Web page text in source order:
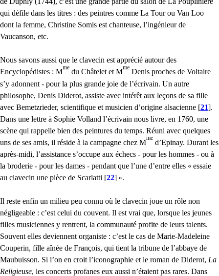
qui défile dans les titres : des peintres comme La Tour ou Van Loo
dont la femme, Christine Somis est chanteuse, l’ingénieur de
Vaucanson, etc.
Nous savons aussi que le clavecin est apprécié autour des
Encyclopédistes : M
me
du Châtelet et M
me
Denis proches de Voltaire
s’y adonnent - pour la plus grande joie de l’écrivain. Un autre
philosophe, Denis Diderot, assiste avec intérêt aux leçons de sa fille
avec Bemetzrieder, scientifique et musicien d’origine alsacienne [21].
Dans une lettre à Sophie Volland l’écrivain nous livre, en 1760, une
scène qui rappelle bien des peintures du temps. Réuni avec quelques
uns de ses amis, il réside à la campagne chez M
me
d’Epinay. Durant les
après-midi, l’assistance s’occupe aux échecs - pour les hommes - ou à
la broderie - pour les dames - pendant que l’une d’entre elles « essaie
au clavecin une pièce de Scarlatti [22] ».
Il reste enfin un milieu peu connu où le clavecin joue un rôle non
négligeable : c’est celui du couvent. Il est vrai que, lorsque les jeunes
filles musiciennes y rentrent, la communauté profite de leurs talents.
Souvent elles deviennent organiste : c’est le cas de Marie-Madeleine
Couperin, fille aînée de François, qui tient la tribune de l’abbaye de
Maubuisson. Si l’on en croit l’iconographie et le roman de Diderot, La
Religieuse, les concerts profanes eux aussi n’étaient pas rares. Dans